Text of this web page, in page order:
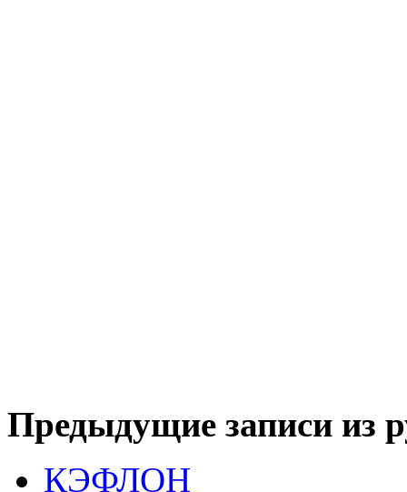
Предыдущие записи из
КЭФЛОН